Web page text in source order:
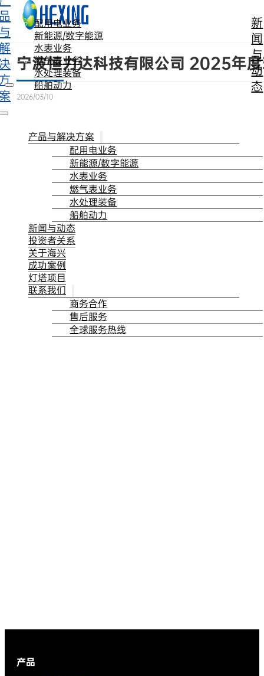
跳转到主要内容 跳转到页脚
配用电业务
新能源/数字能源
水表业务
燃气表业务
水处理装备
船舶动力
新
闻
与
动
态
产品与解决方案
配用电业务
新能源/数字能源
水表业务
燃气表业务
水处理装备
船舶动力
新闻与动态
投资者关系
关于海兴
成功案例
灯塔项目
联系我们
商务合作
售后服务
全球服务热线
宁波恒力达科技有限公司 2025年
2026/03/10
产品